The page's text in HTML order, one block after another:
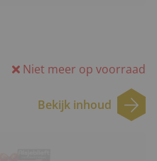
Niet meer op voorraad
Bekijk inhoud